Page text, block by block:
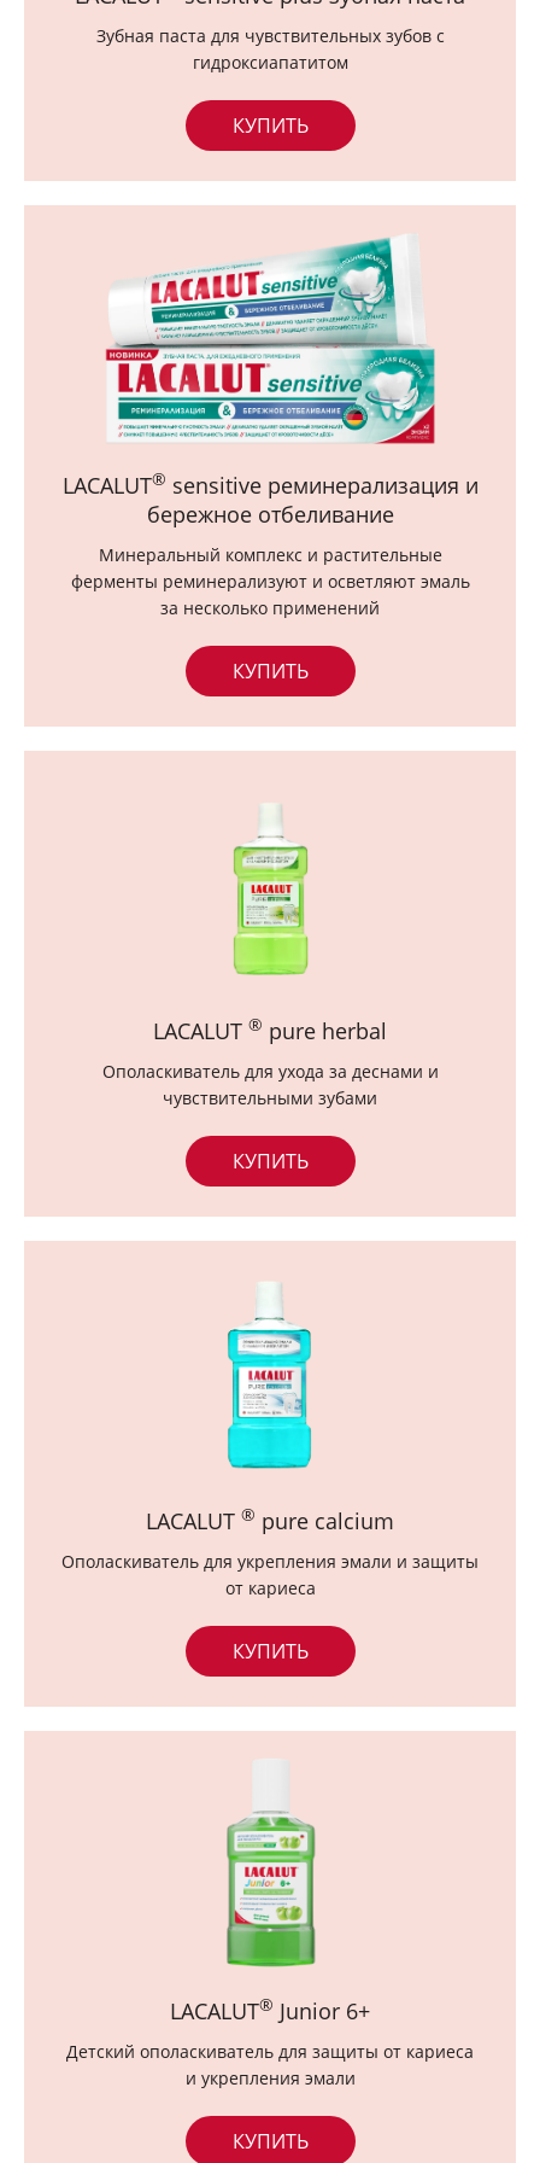
Ортопедия
Где купить
Зубная паста для чувствительных зубов с
гидроксиапатитом
КУПИТЬ
LACALUT® sensitive реминерализация и
бережное отбеливание
Минеральный комплекс и растительные
ферменты реминерализуют и осветляют эмаль
за несколько применений
КУПИТЬ
LACALUT ® pure herbal
Ополаскиватель для ухода за деснами и
чувствительными зубами
КУПИТЬ
LACALUT ® pure calcium
Ополаскиватель для укрепления эмали и защиты
от кариеса
КУПИТЬ
LACALUT® Junior 6+
Детский ополаскиватель для защиты от кариеса
и укрепления эмали
КУПИТЬ